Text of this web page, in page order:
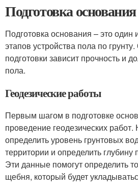
Подготовка основания
Подготовка основания – это
этапов устройства пола по
подготовки зависит прочность и
пола.
Геодезические работы
Первым шагом в подготовке
проведение геодезических
определить уровень грунтовых
территории и определить
Эти данные помогут определить
щебня, который будет